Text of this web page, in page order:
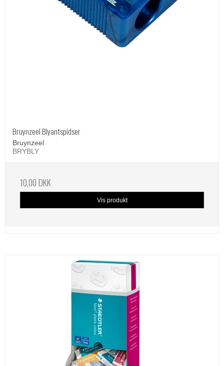
Bruynzeel Blyantspidser
Bruynzeel
BRYBLY
10,00 DKK
Vis produkt